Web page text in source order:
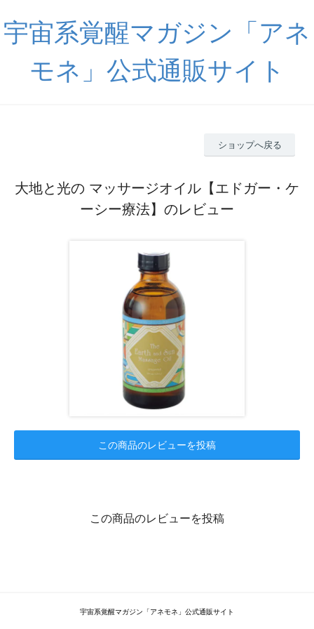
宇宙系覚醒マガジン「アネ
モネ」公式通販サイト
ショップへ戻る
大地と光の マッサージオイル【エドガー・ケ
ーシー療法】のレビュー
この商品のレビューを投稿
この商品のレビューを投稿
宇宙系覚醒マガジン「アネモネ」公式通販サイト